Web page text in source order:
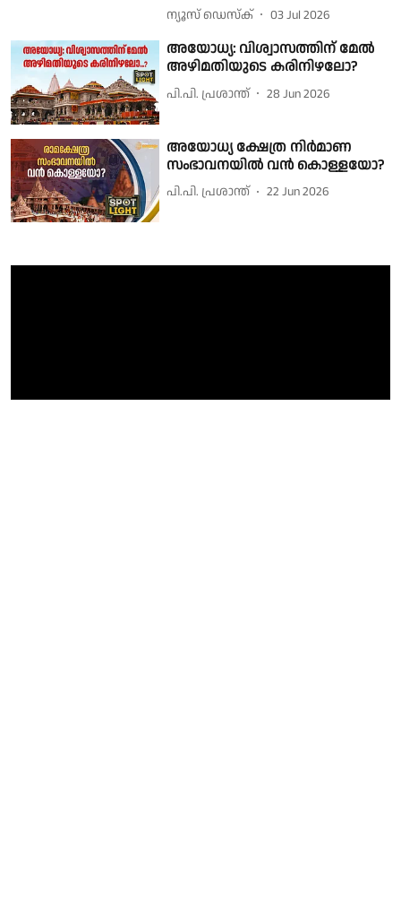
ന്യൂസ് ഡെസ്ക് 03 Jul 2026
അയോധ്യ: വിശ്വാസത്തിന് മേൽ
അഴിമതിയുടെ കരിനിഴലോ?
പി.പി. പ്രശാന്ത് 28 Jun 2026
അയോധ്യ ക്ഷേത്ര നിര്‍മാണ
സംഭാവനയില്‍ വന്‍ കൊള്ളയോ?
പി.പി. പ്രശാന്ത് 22 Jun 2026